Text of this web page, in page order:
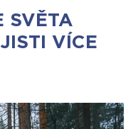
SVĚTA
VÍCE